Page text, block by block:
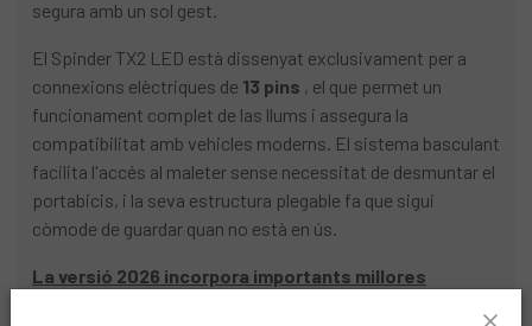
segura amb un sol gest.
El Spinder TX2 LED està dissenyat exclusivament per a
connexions elèctriques de 13 pins , el que permet un
funcionament complet de las llums i assegura la
compatibilitat amb vehicles moderns. El sistema basculant
facilita l'accés al maleter sense necessitat de desmuntar el
portabicis, i la seva estructura plegable fa que sigui
còmode de guardar quan no està en ús.
La versió 2026 incorpora importants millores